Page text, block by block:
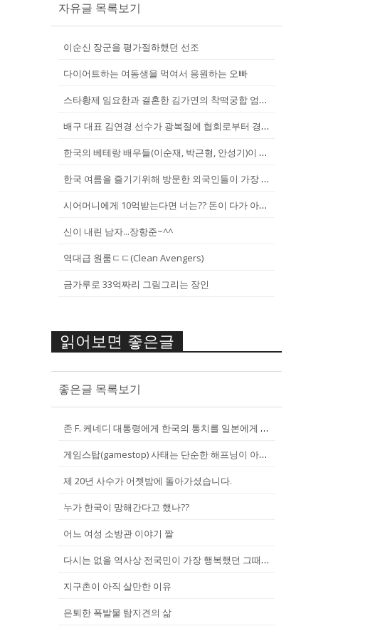
자유글 목록보기
이순신 장군을 평가절하했던 선조
다이어트하는 여동생을 먹여서 응원하는 오빠
스타황제 임요한과 결혼한 김가연의 착떡궁합 엄마 내조
배구 대표 김연경 선수가 광복절에 협회로부터 경고를 받았던 이유
한국의 베테랑 배우들(이순재, 박근형, 안성기)이 말하는 젊은 배우들
한국 여름을 즐기기위해 방문한 외국인들이 가장 신기하게 느끼는 것(암내가...
시어머니에게 10억받는다면 너는?? 돈이 다가 아냐~날 성장 시켜줄 남자...
신이 내린 남자...장항준~^^
역대급 원룸ㄷㄷ(Clean Avengers)
금가루로 33억짜리 그림그리는 장인
읽어보면 좋은글
좋은글 목록보기
존 F. 케네디 대통령에게 한국의 통치를 일본에게 넘기는걸 반대한 펄벅 ...
게임스탑(gamestop) 사태는 단순한 해프닝이 아니다.
제 20년 사수가 어젯밤에 돌아가셨습니다.
누가 한국이 망해간다고 했나??
어느 여성 소방관 이야기 짤
다시는 없을 역사상 전국민이 가장 행복했던 그때.(2002년...한일월드...
지구촌이 아직 살만한 이유
은퇴한 폭발물 탐지견의 삶